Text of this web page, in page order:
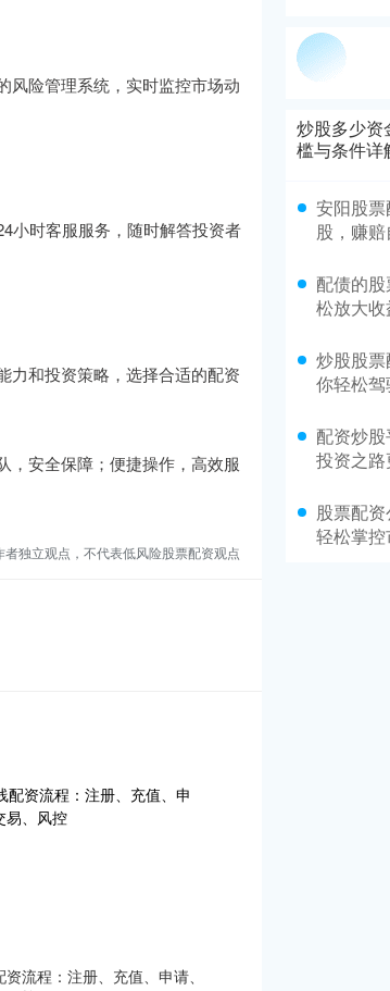
风险管理系统，实时监控市场动
小时客服服务，随时解答投资者
力和投资策略，选择合适的配资
，安全保障；便捷操作，高效服
者独立观点，不代表低风险股票配资观点
资流程：注册、充值、申请、
炒股多少资
槛与条件详
安阳股
股，赚赔
配债的
松放大
炒股股
你轻松
配资炒
投资之
股票配
轻松掌